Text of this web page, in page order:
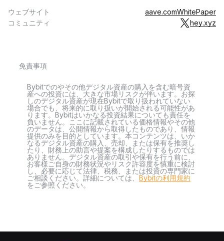
ウェブサイト aave.comWhitePaper
コミュニティ
hey.xyz
免責事項
Bybitでのやその他デジタル資産の購入を含む暗号資
産への投資には、大きな市場リスクが伴います。お探
しのデジタル資産が現在Bybitで取り扱われていない
場合でも、将来的に取り扱いが開始される可能性があ
ります。Bybitはいかなる投資結果についても責任を
負いません。ここに記載されている価格情報やその他
のデータは、公開情報から取得したものであり、情報
提供のみを目的としています。本コンテンツは、いか
なるデジタル資産の購入、売却、または保有を推奨し
たり、財務上の助言や提案を構成したりするものでは
ありません。デジタル資産の取引や保有を行う前に、
お客様ご自身の財務状況やリスク許容度を慎重に検討
し、必要に応じて法律、税務、または投資の専門家に
ご相談ください。詳細については、 Bybitの利用規約
をご参照ください。